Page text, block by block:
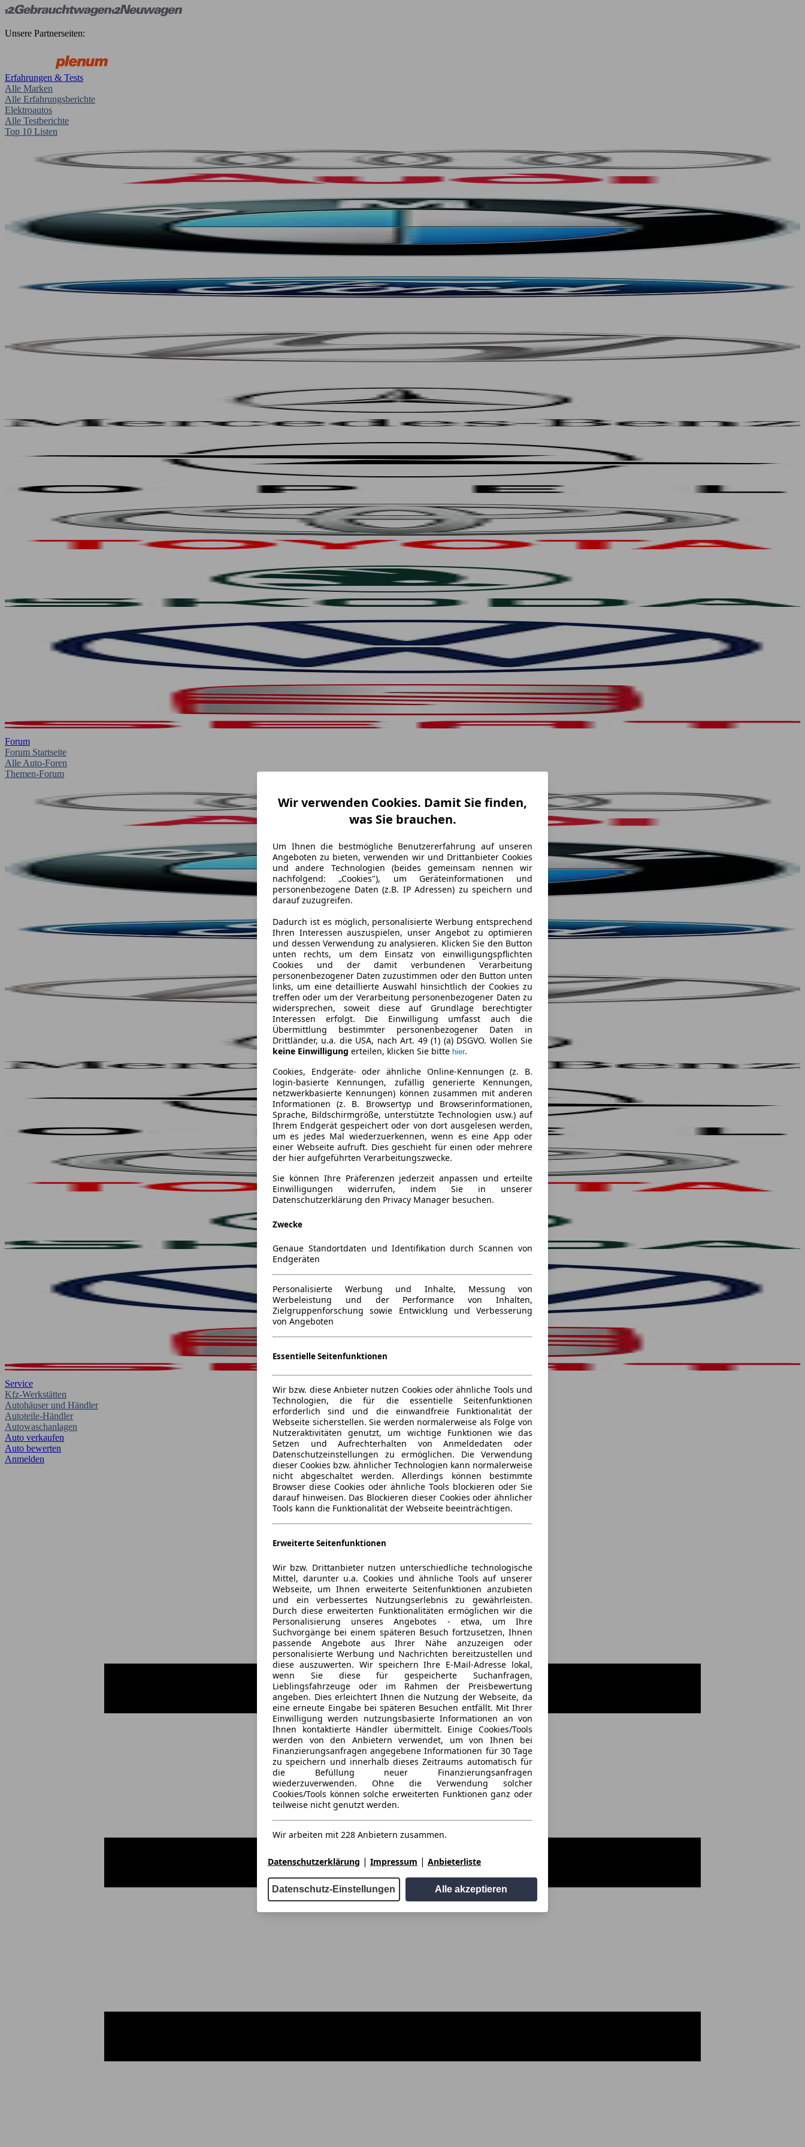
Unsere Partnerseiten:
Erfahrungen & Tests
Alle Marken
Alle Erfahrungsberichte
Elektroautos
Alle Testberichte
Top 10 Listen
Forum
Forum Startseite
Alle Auto-Foren
Themen-Forum
Service
Kfz-Werkstätten
Autohäuser und Händler
Autoteile-Händler
Autowaschanlagen
Auto verkaufen
Auto bewerten
Anmelden
Wir verwenden Cookies. Damit Sie finden,
was Sie brauchen.
Um Ihnen die bestmögliche Benutzererfahrung auf unseren
Angeboten zu bieten, verwenden wir und Drittanbieter Cookies
und andere Technologien (beides gemeinsam nennen wir
nachfolgend: „Cookies"), um Geräteinformationen und
personenbezogene Daten (z.B. IP Adressen) zu speichern und
darauf zuzugreifen.
Dadurch ist es möglich, personalisierte Werbung entsprechend
Ihren Interessen auszuspielen, unser Angebot zu optimieren
und dessen Verwendung zu analysieren. Klicken Sie den Button
unten rechts, um dem Einsatz von einwilligungspflichten
Cookies und der damit verbundenen Verarbeitung
personenbezogener Daten zuzustimmen oder den Button unten
links, um eine detaillierte Auswahl hinsichtlich der Cookies zu
treffen oder um der Verarbeitung personenbezogener Daten zu
widersprechen, soweit diese auf Grundlage berechtigter
Interessen erfolgt. Die Einwilligung umfasst auch die
Übermittlung bestimmter personenbezogener Daten in
Drittländer, u.a. die USA, nach Art. 49 (1) (a) DSGVO. Wollen Sie
keine Einwilligung erteilen, klicken Sie bitte hier.
Cookies, Endgeräte- oder ähnliche Online-Kennungen (z. B.
login-basierte Kennungen, zufällig generierte Kennungen,
netzwerkbasierte Kennungen) können zusammen mit anderen
Informationen (z. B. Browsertyp und Browserinformationen,
Sprache, Bildschirmgröße, unterstützte Technologien usw.) auf
Ihrem Endgerät gespeichert oder von dort ausgelesen werden,
um es jedes Mal wiederzuerkennen, wenn es eine App oder
einer Webseite aufruft. Dies geschieht für einen oder mehrere
der hier aufgeführten Verarbeitungszwecke.
Sie können Ihre Präferenzen jederzeit anpassen und erteilte
Einwilligungen widerrufen, indem Sie in unserer
Datenschutzerklärung den Privacy Manager besuchen.
Zwecke
Genaue Standortdaten und Identifikation durch Scannen von
Endgeräten
Personalisierte Werbung und Inhalte, Messung von
Werbeleistung und der Performance von Inhalten,
Zielgruppenforschung sowie Entwicklung und Verbesserung
von Angeboten
Essentielle Seitenfunktionen
Wir bzw. diese Anbieter nutzen Cookies oder ähnliche Tools und
Technologien, die für die essentielle Seitenfunktionen
erforderlich sind und die einwandfreie Funktionalität der
Webseite sicherstellen. Sie werden normalerweise als Folge von
Nutzeraktivitäten genutzt, um wichtige Funktionen wie das
Setzen und Aufrechterhalten von Anmeldedaten oder
Datenschutzeinstellungen zu ermöglichen. Die Verwendung
dieser Cookies bzw. ähnlicher Technologien kann normalerweise
nicht abgeschaltet werden. Allerdings können bestimmte
Browser diese Cookies oder ähnliche Tools blockieren oder Sie
darauf hinweisen. Das Blockieren dieser Cookies oder ähnlicher
Tools kann die Funktionalität der Webseite beeinträchtigen.
Erweiterte Seitenfunktionen
Wir bzw. Drittanbieter nutzen unterschiedliche technologische
Mittel, darunter u.a. Cookies und ähnliche Tools auf unserer
Webseite, um Ihnen erweiterte Seitenfunktionen anzubieten
und ein verbessertes Nutzungserlebnis zu gewährleisten.
Durch diese erweiterten Funktionalitäten ermöglichen wir die
Personalisierung unseres Angebotes - etwa, um Ihre
Suchvorgänge bei einem späteren Besuch fortzusetzen, Ihnen
passende Angebote aus Ihrer Nähe anzuzeigen oder
personalisierte Werbung und Nachrichten bereitzustellen und
diese auszuwerten. Wir speichern Ihre E-Mail-Adresse lokal,
wenn Sie diese für gespeicherte Suchanfragen,
Lieblingsfahrzeuge oder im Rahmen der Preisbewertung
angeben. Dies erleichtert Ihnen die Nutzung der Webseite, da
eine erneute Eingabe bei späteren Besuchen entfällt. Mit Ihrer
Einwilligung werden nutzungsbasierte Informationen an von
Ihnen kontaktierte Händler übermittelt. Einige Cookies/Tools
werden von den Anbietern verwendet, um von Ihnen bei
Finanzierungsanfragen angegebene Informationen für 30 Tage
zu speichern und innerhalb dieses Zeitraums automatisch für
die Befüllung neuer Finanzierungsanfragen
wiederzuverwenden. Ohne die Verwendung solcher
Cookies/Tools können solche erweiterten Funktionen ganz oder
teilweise nicht genutzt werden.
Wir arbeiten mit 228 Anbietern zusammen.
Datenschutzerklärung | Impressum | Anbieterliste
Datenschutz-Einstellungen Alle akzeptieren